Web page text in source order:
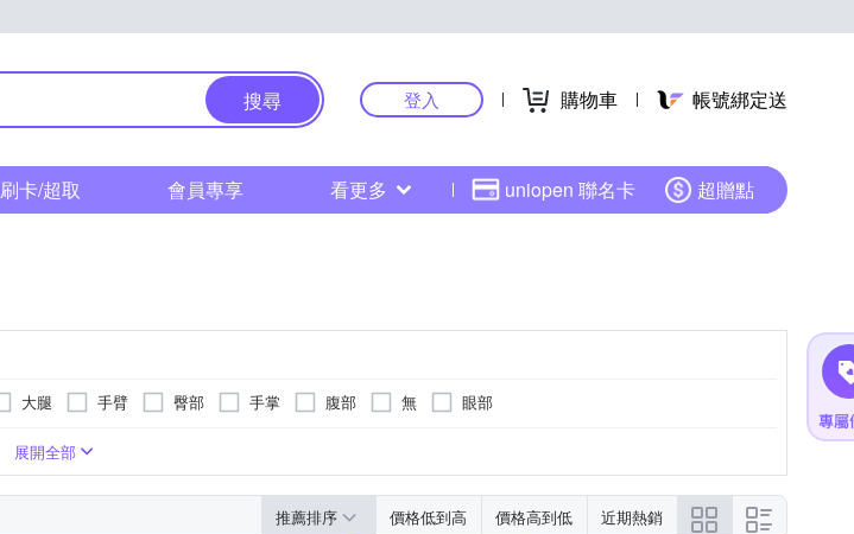
搜尋 登入 購物車 帳號綁定送
刷卡/超取 會員專享 看更多 uniopen 聯名卡 超贈點
大腿 手臂 臀部 手掌 腹部 無 眼部
氣壓式 桑拿屋
展開全部
推薦排序 價格低到高 價格高到低 近期熱銷